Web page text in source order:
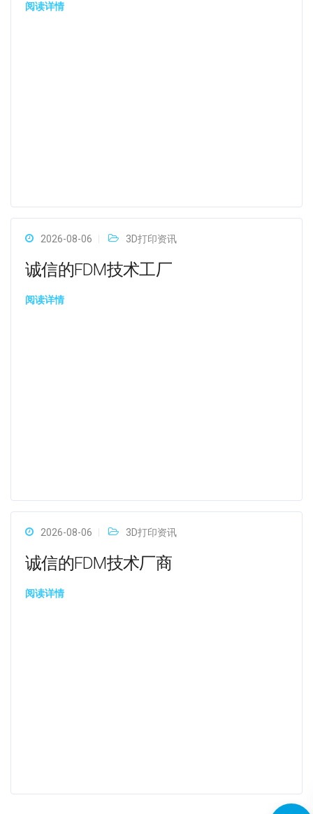
阅读详情
2026-08-06 3D打印资讯
诚信的FDM技术工厂
阅读详情
2026-08-06 3D打印资讯
诚信的FDM技术厂商
阅读详情